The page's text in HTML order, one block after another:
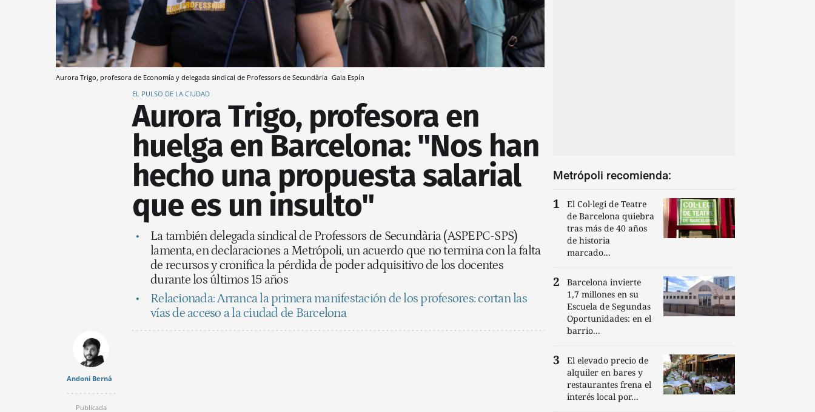
Aurora Trigo, profesora de Economía y delegada sindical de Professors de Secundària Gala Espín
EL PULSO DE LA CIUDAD
Aurora Trigo, profesora en
huelga en Barcelona: "Nos han
hecho una propuesta salarial
que es un insulto"
La también delegada sindical de Professors de Secundària (ASPEPC-SPS)
lamenta, en declaraciones a Metrópoli, un acuerdo que no termina con la falta
de recursos y cronifica la pérdida de poder adquisitivo de los docentes
durante los últimos 15 años
Relacionada: Arranca la primera manifestación de los profesores: cortan las
vías de acceso a la ciudad de Barcelona
Andoni Berná
Publicada
Metrópoli recomienda:
El Col·legi de Teatre
de Barcelona quiebra
tras más de 40 años
de historia
marcado...
Barcelona invierte
1,7 millones en su
Escuela de Segundas
Oportunidades: en el
barrio...
El elevado precio de
alquiler en bares y
restaurantes frena el
interés local por...